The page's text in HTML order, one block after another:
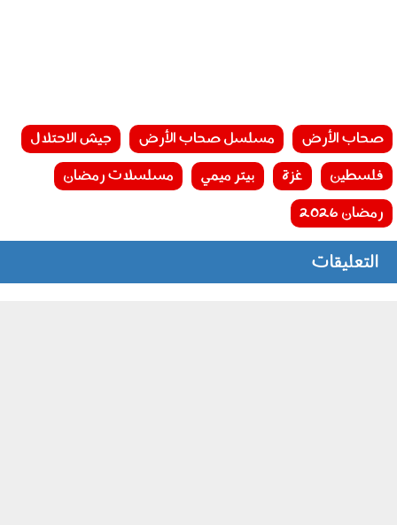
صحاب الأرض مسلسل صحاب الأرض
جيش الاحتلال
فلسطين
غزة بيتر ميمي
مسلسلات رمضان
رمضان 2026
التعليقات